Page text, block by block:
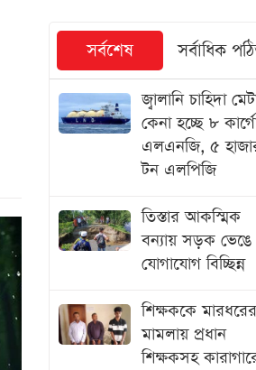
সর্বশেষ সর্বাধিক
জ্বালানি চাহিদা
কেনা হচ্ছে ৮
এলএনজি, ৫
টন এলপিজি
তিস্তার আকস্মিক
বন্যায় সড়ক ভেঙে
যোগাযোগ বিচ্ছিন্ন
শিক্ষককে মারধরের
মামলায় প্রধান
শিক্ষকসহ